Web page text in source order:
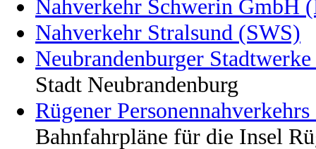
Nahverkehr Schwerin GmbH
Nahverkehr Stralsund (SWS)
Neubrandenburger
Stadt Neubrandenburg
Rügener
Bahnfahrpläne für die Insel